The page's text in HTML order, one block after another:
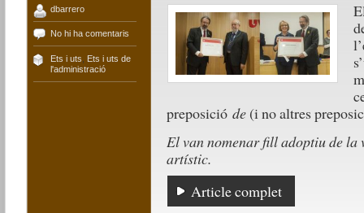
dbarrero
No hi ha comentaris
Ets i uts
Ets i uts de
l'administració
preposicióde (i no altres
El van nomenar fill adoptiu de la
artístic.
Article complet